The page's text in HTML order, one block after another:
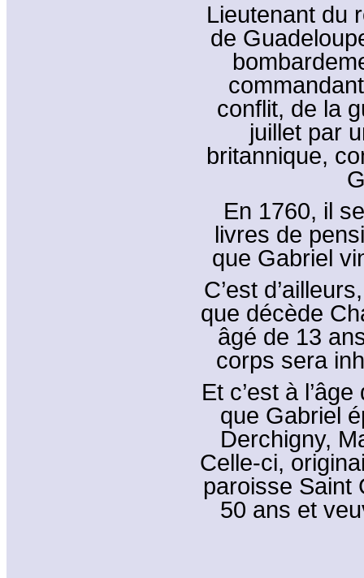
Lieutenant du
de
conflit, de la
juillet par
britannique,
En 1760, il
livres de
que Gabriel
C’est
que décède
âgé de 13
corps sera
Et c’est à
que Gabriel
Derchigny,
Celle-ci,
paroisse Saint
50 ans et